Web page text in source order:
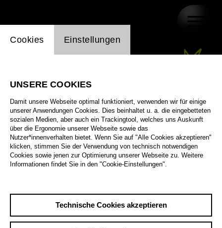
Einstellung Website Cookie
Cookies Einstellungen
UNSERE COOKIES
Damit unsere Webseite optimal funktioniert, verwenden wir für einige
unserer Anwendungen Cookies. Dies beinhaltet u. a. die eingebetteten
sozialen Medien, aber auch ein Trackingtool, welches uns Auskunft
über die Ergonomie unserer Webseite sowie das
Nutzer*innenverhalten bietet. Wenn Sie auf "Alle Cookies akzeptieren"
klicken, stimmen Sie der Verwendung von technisch notwendigen
Cookies sowie jenen zur Optimierung unserer Webseite zu. Weitere
Informationen findet Sie in den "Cookie-Einstellungen".
Technische Cookies akzeptieren